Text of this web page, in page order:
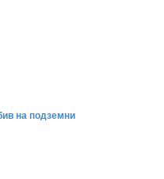
на подземни